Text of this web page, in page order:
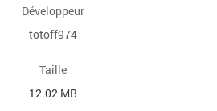
Développeur
totoff974
Taille
12.02 MB